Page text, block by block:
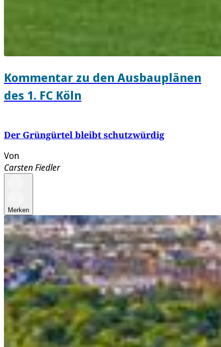
Kommentar zu den Ausbauplänen
des 1. FC Köln
Der Grüngürtel bleibt schutzwürdig
Von
Carsten Fiedler
Merken